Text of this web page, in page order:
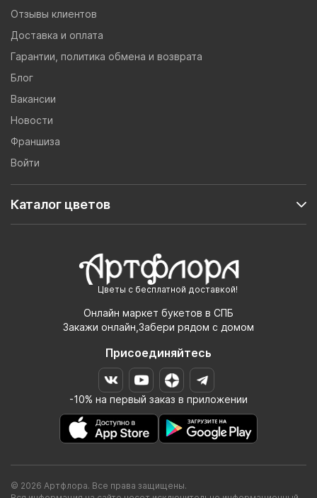
Цветы с бесплатной доставкой!
Онлайн маркет букетов в СПБ
Закажи онлайн,Забери рядом с домом
Присоединяйтесь
-10% на первый заказ в приложении
Отзывы клиентов
Доставка и оплата
Гарантии, политика обмена и возврата
Блог
Вакансии
Новости
Франшиза
Войти
Каталог цветов
© 2026 Артфлора. Все права защищены.